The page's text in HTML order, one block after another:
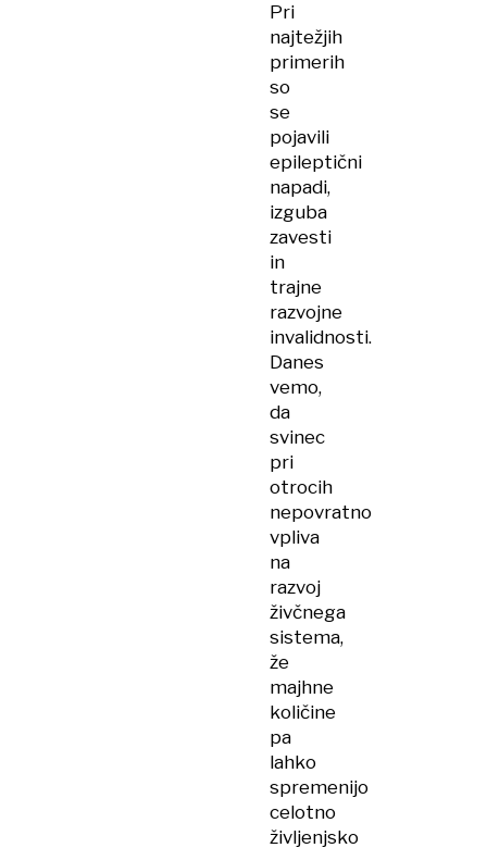
Pri
najtežjih
primerih
so
se
pojavili
epileptični
napadi,
izguba
zavesti
in
trajne
razvojne
invalidnosti.
Danes
vemo,
da
svinec
pri
otrocih
nepovratno
vpliva
na
razvoj
živčnega
sistema,
že
majhne
količine
pa
lahko
spremenijo
celotno
življenjsko